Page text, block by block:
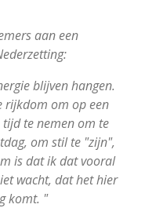
aan een
blijven hangen.
rijkdom om op een
te nemen om te
om stil te "zijn",
is dat ik dat vooral
wacht, dat het hier
komt. "